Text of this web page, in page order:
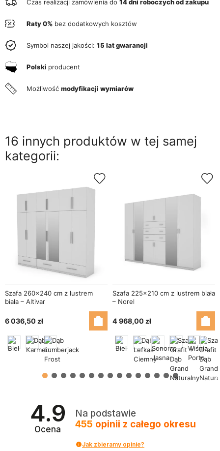
Czas realizacji zamówienia do 14 dni roboczych od zakupu
Raty 0% bez dodatkowych kosztów
Symbol naszej jakości: 15 lat gwarancji
Polski producent
Możliwość modyfikacji wymiarów
16 innych produktów w tej samej
kategorii:
Szafa 260x240 cm z lustrem
biała – Altivar
6 036,50 zł
Szafa 225x210 cm z lustrem biała
– Norel
4 968,00 zł
4.9
Ocena
Na podstawie
455 opinii z całego okresu
Jak zbieramy opinie?